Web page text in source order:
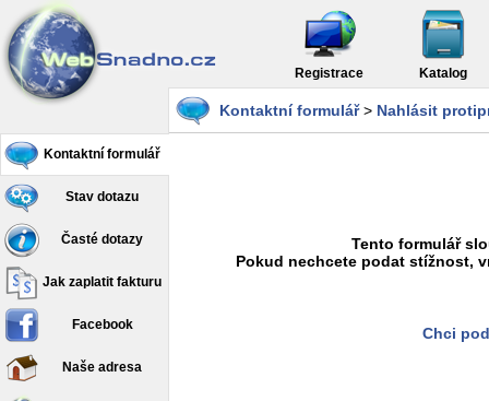
Registrace Katalog
Kontaktní formulář
Stav dotazu
Časté dotazy
Jak zaplatit fakturu
Facebook
Naše adresa
Kontaktní formulář> Nahlásit
Tento formulář
Pokud nechcete podat stížnost,
Chci